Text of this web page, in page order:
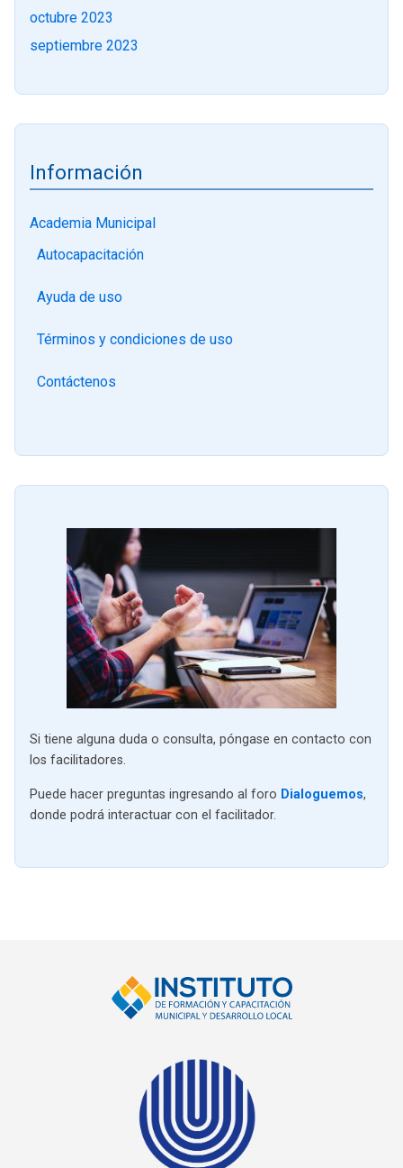
octubre 2023
septiembre 2023
Información
Academia Municipal
Autocapacitación
Ayuda de uso
Términos y condiciones de uso
Contáctenos
Si tiene alguna duda o consulta, póngase en contacto con
los facilitadores.
Puede hacer preguntas ingresando al foro Dialoguemos,
donde podrá interactuar con el facilitador.